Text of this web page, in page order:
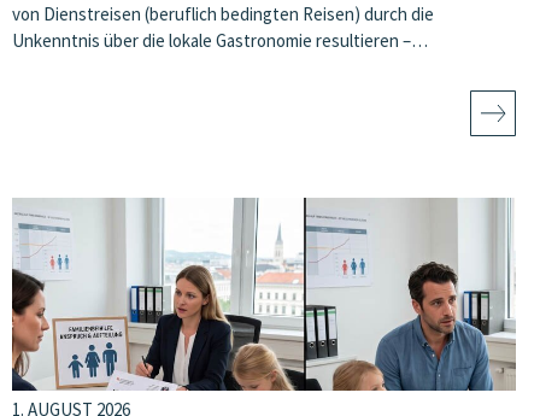
von Dienstreisen (beruflich bedingten Reisen) durch die
Unkenntnis über die lokale Gastronomie resultieren –…
1. AUGUST 2026